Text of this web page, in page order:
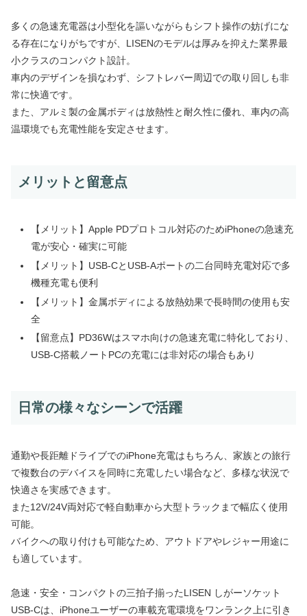
多くの急速充電器は小型化を謳いながらもシフト操作の妨げにな
る存在になりがちですが、LISENのモデルは厚みを抑えた業界最
小クラスのコンパクト設計。
車内のデザインを損なわず、シフトレバー周辺での取り回しも非
常に快適です。
また、アルミ製の金属ボディは放熱性と耐久性に優れ、車内の高
温環境でも充電性能を安定させます。
メリットと留意点
【メリット】Apple PDプロトコル対応のためiPhoneの急速充
電が安心・確実に可能
【メリット】USB-CとUSB-Aポートの二台同時充電対応で多
機種充電も便利
【メリット】金属ボディによる放熱効果で長時間の使用も安
全
【留意点】PD36Wはスマホ向けの急速充電に特化しており、
USB-C搭載ノートPCの充電には非対応の場合もあり
日常の様々なシーンで活躍
通勤や長距離ドライブでのiPhone充電はもちろん、家族との旅行
で複数台のデバイスを同時に充電したい場合など、多様な状況で
快適さを実感できます。
また12V/24V両対応で軽自動車から大型トラックまで幅広く使用
可能。
バイクへの取り付けも可能なため、アウトドアやレジャー用途に
も適しています。
急速・安全・コンパクトの三拍子揃ったLISEN しがーソケット
USB-Cは、iPhoneユーザーの車載充電環境をワンランク上に引き